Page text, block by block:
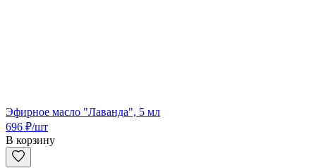
Эфирное масло "Лаванда", 5 мл
696 ₽/шт
В корзину